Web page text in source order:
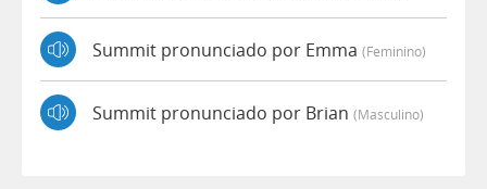
Summit pronunciado por Emma (feminino)
Summit pronunciado por Brian (masculino)